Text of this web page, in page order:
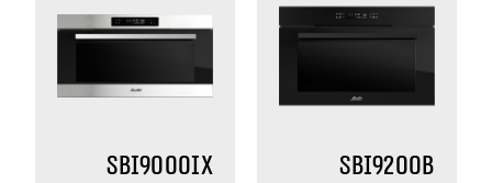
SBI9200B
SBI9000IX